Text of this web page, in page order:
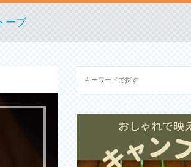
ーブ